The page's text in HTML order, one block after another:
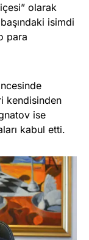
olarak
isimdi
para
kendisinden
ise
kabul etti.